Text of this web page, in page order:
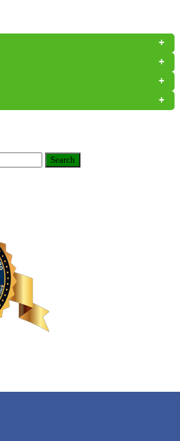
Search